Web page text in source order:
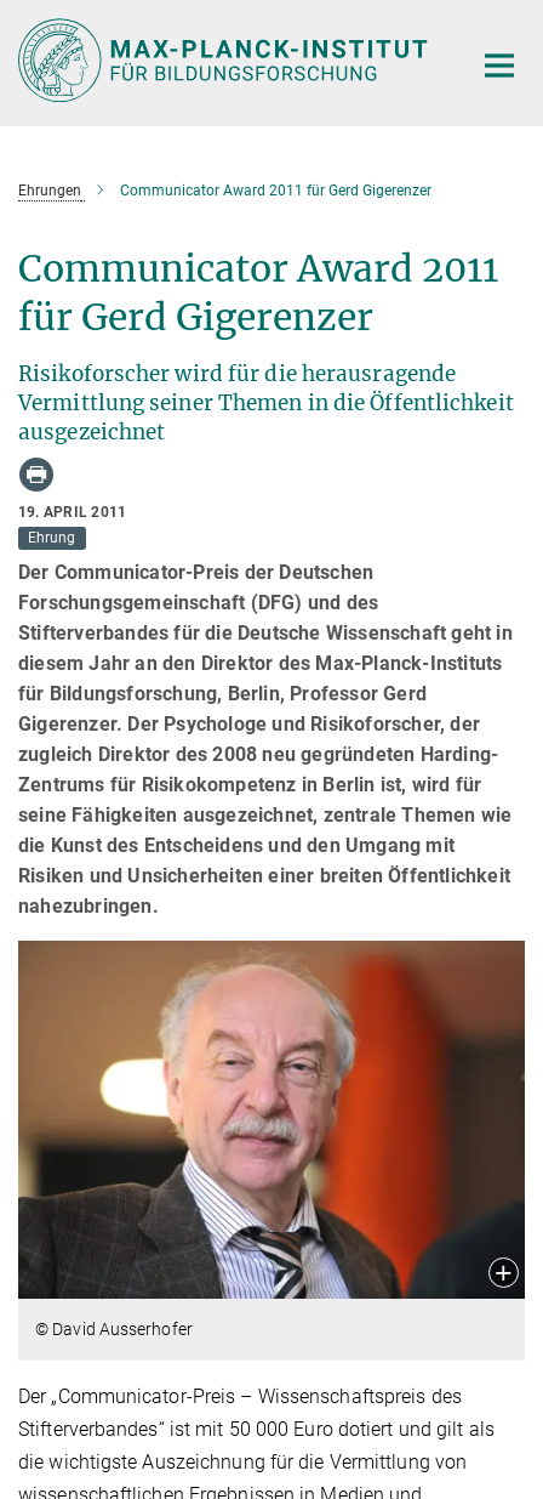
Hauptinhalt
Ehrungen Communicator Award 2011 für Gerd Gigerenzer
Communicator Award 2011
für Gerd Gigerenzer
Risikoforscher wird für die herausragende
Vermittlung seiner Themen in die Öffentlichkeit
ausgezeichnet
19. APRIL 2011
Ehrung
Der Communicator-Preis der Deutschen
Forschungsgemeinschaft (DFG) und des
Stifterverbandes für die Deutsche Wissenschaft geht in
diesem Jahr an den Direktor des Max-Planck-Instituts
für Bildungsforschung, Berlin, Professor Gerd
Gigerenzer. Der Psychologe und Risikoforscher, der
zugleich Direktor des 2008 neu gegründeten Harding-
Zentrums für Risikokompetenz in Berlin ist, wird für
seine Fähigkeiten ausgezeichnet, zentrale Themen wie
die Kunst des Entscheidens und den Umgang mit
Risiken und Unsicherheiten einer breiten Öffentlichkeit
nahezubringen.
© David Ausserhofer
Der „Communicator-Preis – Wissenschaftspreis des
Stifterverbandes“ ist mit 50 000 Euro dotiert und gilt als
die wichtigste Auszeichnung für die Vermittlung von